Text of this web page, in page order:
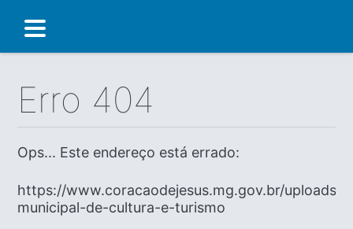
Erro 404
Ops... Este endereço está errado:
https://www.coracaodejesus.mg.gov.br/uploads/
municipal-de-cultura-e-turismo